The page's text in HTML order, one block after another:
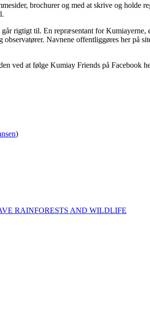
brochurer og med at skrive og holde
rigtigt til. En repræsentant for Kumiayerne,
Navnene offentliggøres her på
ved at følge Kumiay Friends på Facebook
)
RAINFORESTS AND WILDLIFE